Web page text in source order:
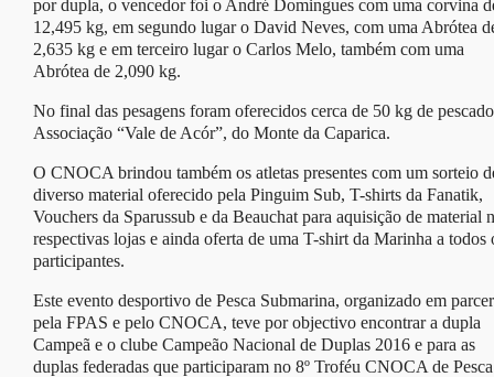
por dupla, o vencedor foi o André Domingues com uma corvina
12,495 kg, em segundo lugar o David Neves, com uma Abrótea
2,635 kg e em terceiro lugar o Carlos Melo, também com uma
Abrótea de 2,090 kg.
No final das pesagens foram oferecidos cerca de 50 kg de
Associação “Vale de Acór”, do Monte da Caparica.
O CNOCA brindou também os atletas presentes com um sorteio
diverso material oferecido pela Pinguim Sub, T-shirts da Fanatik,
Vouchers da Sparussub e da Beauchat para aquisição de material
respectivas lojas e ainda oferta de uma T-shirt da Marinha a todos
participantes.
Este evento desportivo de Pesca Submarina, organizado em
pela FPAS e pelo CNOCA, teve por objectivo encontrar a dupla
Campeã e o clube Campeão Nacional de Duplas 2016 e para as
duplas federadas que participaram no 8º Troféu CNOCA de Pesca